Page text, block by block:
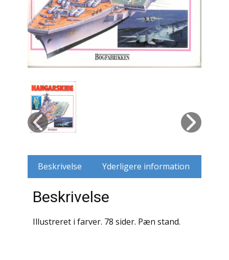
Håndarbejde
Håndværk
Historie
Hobby
Hus / Have
Husdyr
Jernbaner
Kirkehistorie / Religion
Krige / Slag
Beskrivelse Yderligere information
Beskrivelse
Illustreret i farver. 78 sider. Pæn stand.